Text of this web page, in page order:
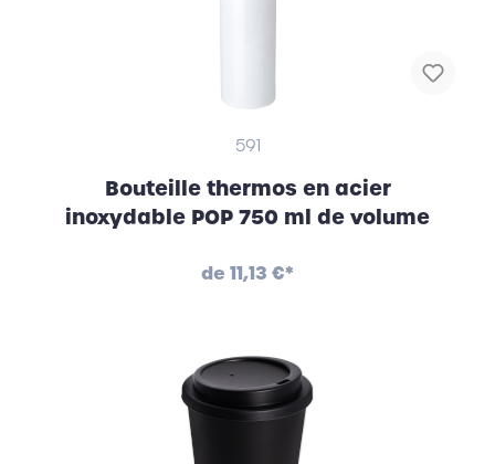
591
Bouteille thermos en acier
inoxydable POP 750 ml de volume
de 11,13 €*